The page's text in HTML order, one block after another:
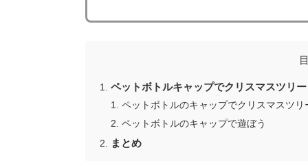
ペットボトルキャップでクリスマスツリー
ペットボトルのキャップでクリスマスツリ
ペットボトルのキャップで遊ぼう
まとめ